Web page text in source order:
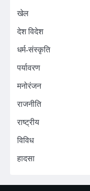
खेल
देश विदेश
धर्म-संस्कृति
पर्यावरण
मनोरंजन
राजनीति
राष्ट्रीय
विविध
हादसा